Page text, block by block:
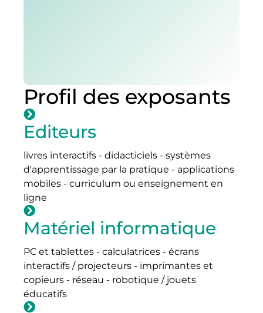
Profil des exposants
Editeurs
livres interactifs - didacticiels - systèmes
d'apprentissage par la pratique - applications
mobiles - curriculum ou enseignement en
ligne
Matériel informatique
PC et tablettes - calculatrices - écrans
interactifs / projecteurs - imprimantes et
copieurs - réseau - robotique / jouets
éducatifs